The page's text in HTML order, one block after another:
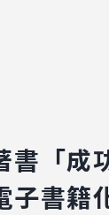
書「成
子書籍